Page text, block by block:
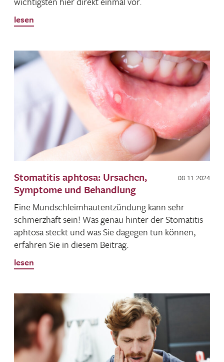
lesen
08.11.2024
Stomatitis aphtosa: Ursachen,
Symptome und Behandlung
Eine Mund­schleim­haut­ent­zün­dung kann sehr
schmerz­haft sein! Was genau hinter der Stoma­titis
aphtosa steckt und was Sie dagegen tun können,
erfahren Sie in diesem Beitrag.
lesen